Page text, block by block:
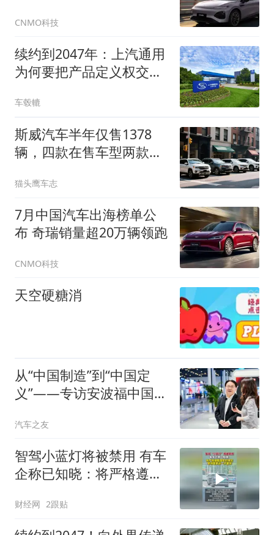
CNMO科技
续约到2047年：上汽通用
为何要把产品定义权交给
车毂轆
斯威汽车半年仅售1378
辆，四款在售车型两款归
猫头鹰车志
7月中国汽车出海榜单公
布 奇瑞销量超20万辆领跑
CNMO科技
天空硬糖消
从“中国制造”到“中国定
义”——专访安波福中国及
汽车之友
智驾小蓝灯将被禁用 有车
企称已知晓：将严格遵循
进一步要求
财经网 2跟贴